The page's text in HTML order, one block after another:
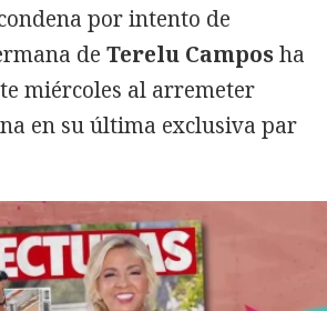
por intento de
de Terelu Camposha
miércoles al arremeter
en su última exclusiva par